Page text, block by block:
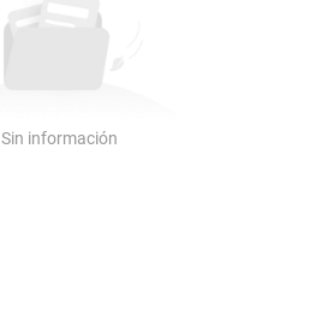
Sin información